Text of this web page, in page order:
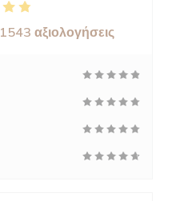
1543 αξιολογήσεις